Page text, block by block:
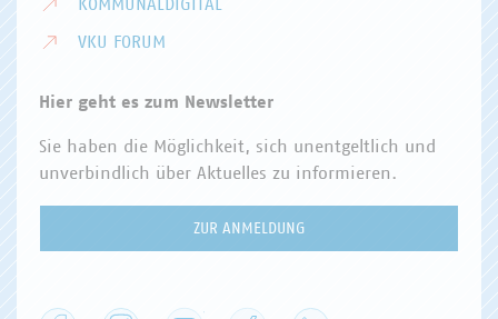
KOMMUNALDIGITAL
VKU FORUM
Hier geht es zum Newsletter
Sie haben die Möglichkeit, sich unentgeltlich und
unverbindlich über Aktuelles zu informieren.
ZUR ANMELDUNG
Facebook Instagram YouTube